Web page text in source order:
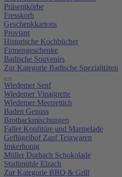
Präsentkörbe
Fresskorb
Geschenkkartons
Proviant
Historische Kochbücher
Firmengeschenke
Badische Souvenirs
Zur Kategorie Badische Spezialitäten
Wiedemer Senf
Wiedemer Vinaigrette
Wiedemer Meerrettich
Baden Genuss
Brotbackmischungen
Faller Konfitüre und Marmelade
Geflügelhof Zapf Teigwaren
Imkerhonig
Müller Durbach Schokolade
Stadtmühle Elzach
Zur Kategorie BBQ & Grill